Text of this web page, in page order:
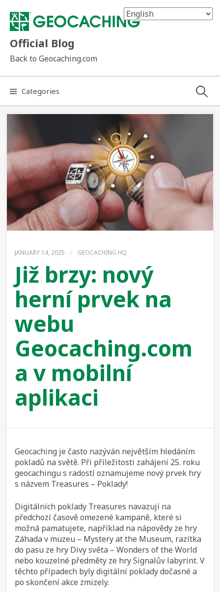
content
Official Blog
Back to Geocaching.com
Categories Search
JANUARY 14, 2025 / GEOCACHING HQ
Již brzy: nový
herní prvek na
webu
Geocaching.com
a v mobilní
aplikaci
Geocaching je často nazýván největším hledáním
pokladů na světě. Při příležitosti zahájení 25. roku
geocachingu s radostí oznamujeme nový prvek hry
s názvem Treasures – Poklady!
Digitálních poklady Treasures navazují na
předchozí časově omezené kampaně, které si
možná pamatujete, například na nápovědy ze hry
Záhada v muzeu – Mystery at the Museum, razítka
do pasu ze hry Divy světa – Wonders of the World
nebo kouzelné předměty ze hry Signalův labyrint. V
těchto případech byly digitální poklady dočasné a
po skončení akce zmizely.